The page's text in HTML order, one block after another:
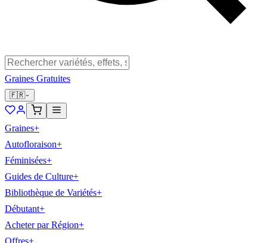
Graines Gratuites
🇫🇷
Graines+
Autofloraison+
Féminisées+
Guides de Culture+
Bibliothèque de Variétés+
Débutant+
Acheter par Région+
Offres+